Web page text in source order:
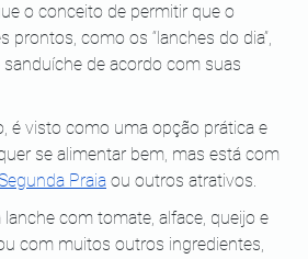
o conceito de permitir que o
prontos, como os “lanches do dia”,
de acordo com suas
é visto como uma opção prática e
se alimentar bem, mas está com
Praia ou outros atrativos.
com tomate, alface, queijo e
com muitos outros ingredientes,